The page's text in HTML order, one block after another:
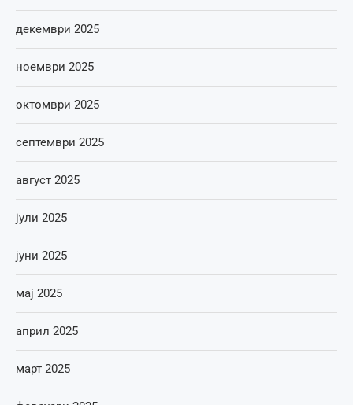
декември 2025
ноември 2025
октомври 2025
септември 2025
август 2025
јули 2025
јуни 2025
мај 2025
април 2025
март 2025